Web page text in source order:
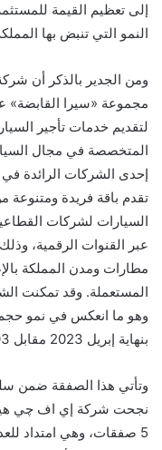
إلى تعظيم القيمة
النمو التي تنبض بها
ومن الجدير بالذكر أن
لتقديم خدمات تأجير
المتخصصة في مجال
إحدى الشركات الرائدة
تقدم باقة فريدة
السيارات لشركات
مطارات ومدن المملكة
المستعملة. وقد تمكنت
بنهاية إبريل 2023 مقابل 3,603 سيارة عام 2016.
وتأتي هذا الصفقة ضمن
5 صفقات، وهي امتداد